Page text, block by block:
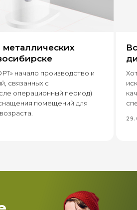
металлических
начало производство и
связанных с
операционный период)
помещений для
06
109